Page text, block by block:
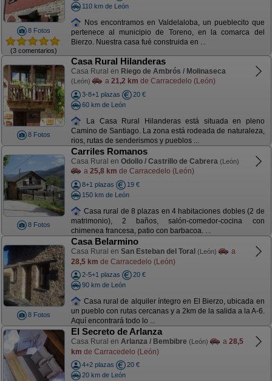
8 Fotos
(3 comentarios)
110 km de León
Nos encontramos en Valdelaloba, un pueblecito que
pertenece al municipio de Toreno, en la comarca del
Bierzo. Nuestra casa fué construida en ...
8 Fotos
Casa Rural Hilanderas
Casa Rural en Riego de Ambrós / Molinaseca
(León) a 21,2 km de Carracedelo (León)
3-8+1 plazas
20 €
60 km de León
La Casa Rural Hilanderas está situada en pleno
Camino de Santiago. La zona está rodeada de naturaleza,
rios, rutas de senderismos y pueblos ...
8 Fotos
Carriles Romanos
Casa Rural en Odollo / Castrillo de Cabrera (León)
a 25,8 km de Carracedelo (León)
8+1 plazas
19 €
150 km de León
Casa rural de 8 plazas en 4 habitaciones dobles (2 de
matrimonio), 2 baños, salón-comedor-cocina con
chimenea francesa, patio con barbacoa. ...
8 Fotos
Casa Belarmino
Casa Rural en San Esteban del Toral (León)
a
28,5 km de Carracedelo (León)
2-5+1 plazas
20 €
90 km de León
Casa rural de alquiler íntegro en El Bierzo, ubicada en
un pueblo con rutas cercanas y a 2km de la salida a la A-6.
Aquí encontrará todo lo ...
El Secreto de Arlanza
Casa Rural en Arlanza / Bembibre (León) a 28,5
km de Carracedelo (León)
4+2 plazas
20 €
20 km de León